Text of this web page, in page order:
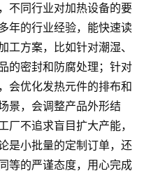
不同行业对加热设备的要
年的行业经验，能快速读
工方案，比如针对潮湿、
的密封和防腐处理；针对
会优化发热元件的排布和
景，会调整产品外形结
厂不追求盲目扩大产能，
是小批量的定制订单，还
等的严谨态度，用心完成